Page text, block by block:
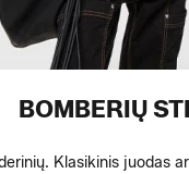
BOMBERIŲ
Klasikinis juodas